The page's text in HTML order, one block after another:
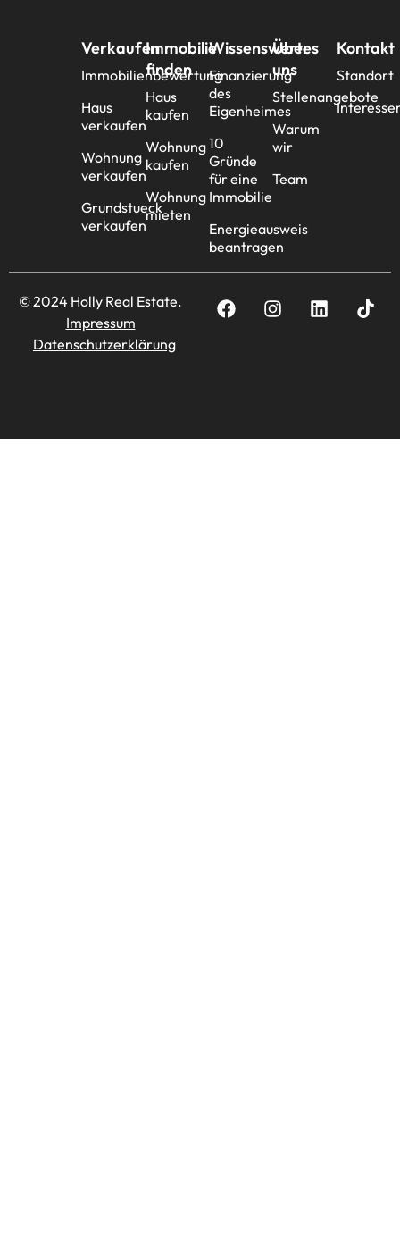
Verkaufen
Immobilienbewertung
Haus
verkaufen
Wohnung
verkaufen
Grundstueck
verkaufen
Immobilie
finden
Haus
kaufen
Wohnung
kaufen
Wohnung
mieten
Wissenswertes
Finanzierung
des
Eigenheimes
10
Gründe
für eine
Immobilie
Energieausweis
beantragen
Über
uns
Stellenangebote
Warum
wir
Team
Kontakt
Standort
© 2024 Holly Real Estate.
Impressum
Datenschutzerklärung